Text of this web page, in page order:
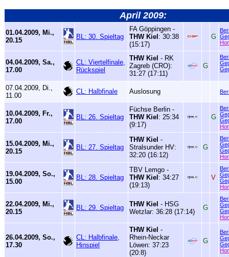
April 2009:
01.04.2009, Mi.,
20.15
BL: 30. Spieltag
FA Göppingen -
THW Kiel : 30:38
(15:17)
G
04.04.2009, Sa.,
17.00
CL: Viertelfinale,
Rückspiel
THW Kiel - RK
Zagreb (CRO):
31:27 (17:11)
G
07.04.2009, Di.,
11.00
CL: Halbfinale Auslosung
10.04.2009, Fr.,
17.00
BL: 26. Spieltag
Füchse Berlin -
THW Kiel : 25:34
(9:17)
G
15.04.2009, Mi.,
20.15
BL: 27. Spieltag
THW Kiel -
Stralsunder HV:
32:20 (16:12)
G
19.04.2009, So.,
15.00
BL: 28. Spieltag
TBV Lemgo -
THW Kiel : 34:27
(19:13)
V
22.04.2009, Mi.,
20.15
BL: 29. Spieltag THW Kiel - HSG
Wetzlar: 36:28 (17:14)
G
26.04.2009, So.,
17.30
CL: Halbfinale,
Hinspiel
THW Kiel -
Rhein-Neckar
Löwen: 37:23
(20:8)
G